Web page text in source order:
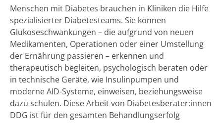
Menschen mit Diabetes brauchen in Kliniken die Hilfe
spezialisierter Diabetesteams. Sie können
Glukoseschwankungen – die aufgrund von neuen
Medikamenten, Operationen oder einer Umstellung
der Ernährung passieren – erkennen und
therapeutisch begleiten, psychologisch beraten oder
in technische Geräte, wie Insulinpumpen und
moderne AID-Systeme, einweisen, beziehungsweise
dazu schulen. Diese Arbeit von Diabetesberater:innen
DDG ist für den gesamten Behandlungserfolg